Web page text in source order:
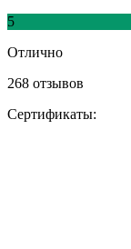
5
Отлично
268 отзывов
Сертификаты: